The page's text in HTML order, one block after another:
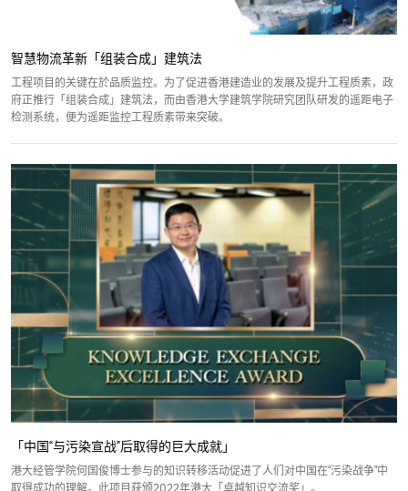
智慧物流革新「组装合成」建筑法
工程项目的关键在於品质监控。为了促进香港建造业的发展及提升工程质素，政
府正推行「组装合成」建筑法，而由香港大学建筑学院研究团队研发的遥距电子
检测系统，便为遥距监控工程质素带来突破。
「中国“与污染宣战”后取得的巨大成就」
港大经管学院何国俊博士参与的知识转移活动促进了人们对中国在“污染战争”中
取得成功的理解。此项目获颁2022年港大「卓越知识交流奖」。